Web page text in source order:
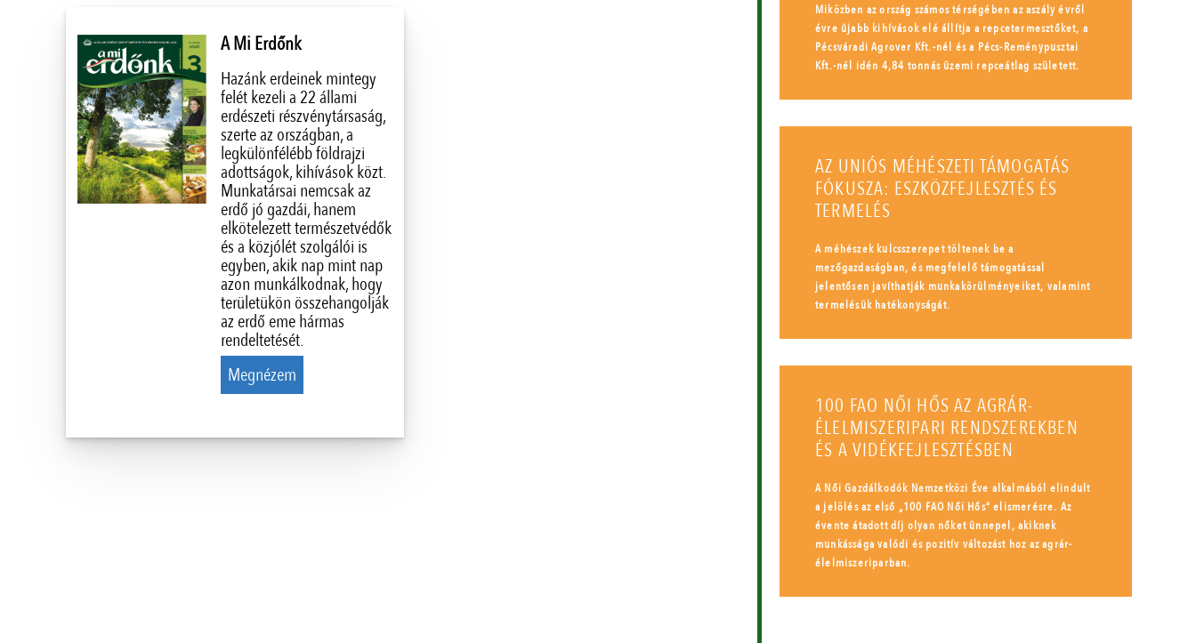
A Mi Erdőnk
Hazánk erdeinek mintegy
felét kezeli a 22 állami
erdészeti részvénytársaság,
szerte az országban, a
legkülönfélébb földrajzi
adottságok, kihívások közt.
Munkatársai nemcsak az
erdő jó gazdái, hanem
elkötelezett természetvédők
és a közjólét szolgálói is
egyben, akik nap mint nap
azon munkálkodnak, hogy
területükön összehangolják
az erdő eme hármas
rendeltetését.
Megnézem
Miközben az ország számos térségében az aszály évről
évre újabb kihívások elé állítja a repcetermesztőket, a
Pécsváradi Agrover Kft.-nél és a Pécs-Reménypusztai
Kft.-nél idén 4,84 tonnás üzemi repceátlag született.
AZ UNIÓS MÉHÉSZETI TÁMOGATÁS
FÓKUSZA: ESZKÖZFEJLESZTÉS ÉS
TERMELÉS
A méhészek kulcsszerepet töltenek be a
mezőgazdaságban, és megfelelő támogatással
jelentősen javíthatják munkakörülményeiket, valamint
termelésük hatékonyságát.
100 FAO NŐI HŐS AZ AGRÁR-
ÉLELMISZERIPARI RENDSZEREKBEN
ÉS A VIDÉKFEJLESZTÉSBEN
A Női Gazdálkodók Nemzetközi Éve alkalmából elindult
a jelölés az első „100 FAO Női Hős” elismerésre. Az
évente átadott díj olyan nőket ünnepel, akiknek
munkássága valódi és pozitív változást hoz az agrár-
élelmiszeriparban.